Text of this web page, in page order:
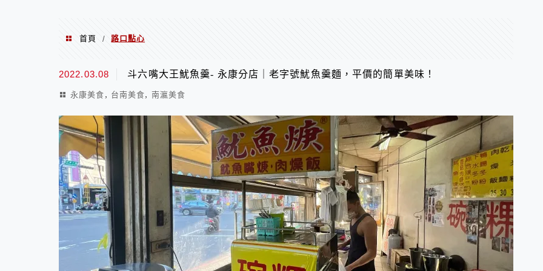
首頁 / 路口點心
路口點心
2022.03.08 斗六嘴大王魷魚羹- 永康分店｜老字號魷魚羹麵，平價的簡單美味！
永康美食 , 台南美食, 南瀛美食